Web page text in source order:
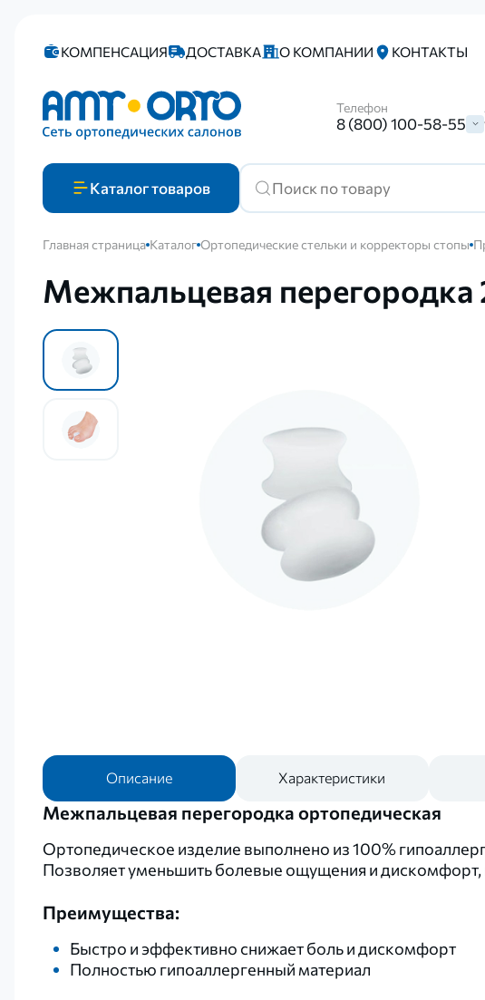
КОМПЕНСАЦИЯ ДОСТАВКА О КОМПАНИИ КОНТАКТЫ
Телефон
8 (800) 100-58-55
Каталогтоваров
Главная страница Каталог Ортопедические стельки и корректоры стопы
Межпальцевая
Описание Характеристики
Межпальцевая перегородка ортопедическая
Ортопедическое изделие выполнено из 100%
Позволяет уменьшить болевые ощущения и дискомфорт,
Преимущества:
Быстро и эффективно снижает боль и дискомфорт
Полностью гипоаллергенный материал